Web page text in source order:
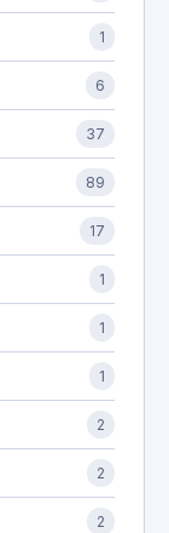
1
6
37
89
17
1
1
1
2
2
2